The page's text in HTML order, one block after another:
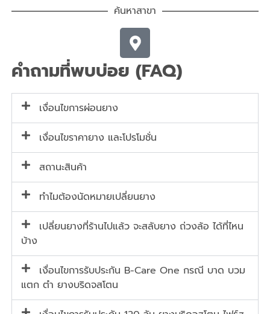
ค้นหาสาขา
คำถามที่พบบ่อย (FAQ)
เงื่อนไขการผ่อนยาง
เงื่อนไขราคายาง และโปรโมชั่น
สถานะสินค้า
ทำไมต้องนัดหมายเปลี่ยนยาง
เปลี่ยนยางที่ร้านไปแล้ว จะสลับยาง ถ่วงล้อ ได้ที่ไหน
บ้าง
เงื่อนไขการรับประกัน B-Care One กรณี บาด บวม
แตก ตำ ยางบริดจสโตน